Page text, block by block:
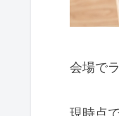
会場で
現時点